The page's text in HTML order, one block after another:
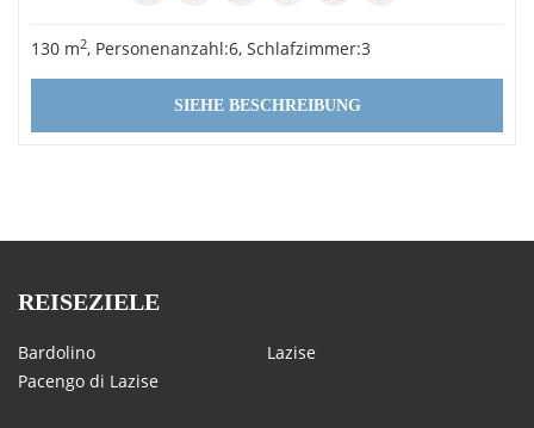
130 m2, Personenanzahl:6, Schlafzimmer:3
SIEHE BESCHREIBUNG
REISEZIELE
Bardolino
Lazise
Pacengo di Lazise